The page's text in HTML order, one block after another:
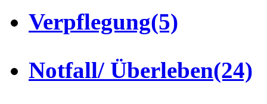
Verpflegung(5)
Notfall/ Überleben(24)